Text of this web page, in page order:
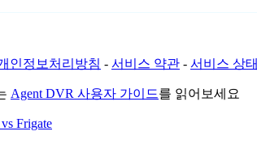
인정보처리방침 - 서비스 약관 - 서비스 상태
Agent DVR 사용자 가이드를 읽어보세요
Frigate